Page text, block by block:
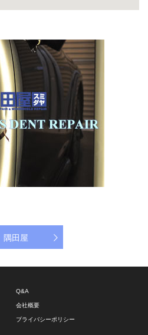
隅田屋
Q&A
会社概要
プライバシーポリシー